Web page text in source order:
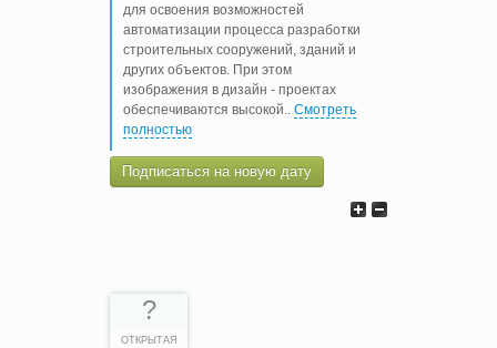
для освоения возможностей
автоматизации процесса разработки
строительных сооружений, зданий и
других объектов. При этом
изображения в дизайн - проектах
обеспечиваются высокой.. Смотреть
полностью
Подписаться на новую дату
?
ОТКРЫТАЯ